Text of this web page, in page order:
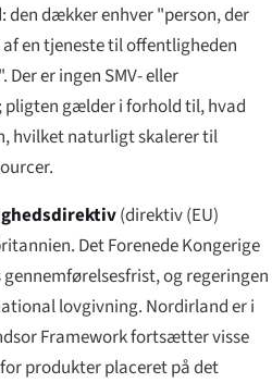
den dækker enhver "person, der
en tjeneste til offentligheden
er ingen SMV- eller
gælder i forhold til, hvad
hvilket naturligt skalerer til
(direktiv (EU)
Det Forenede Kongerige
og regeringen
lovgivning. Nordirland er i
Framework fortsætter visse
produkter placeret på det